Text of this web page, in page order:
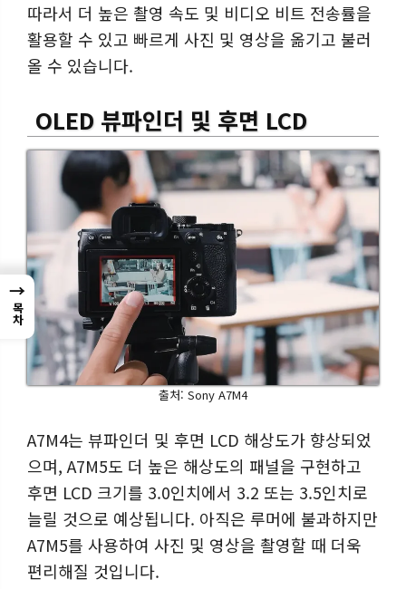
따라서 더 높은 촬영 속도 및 비디오 비트 전송률을
활용할 수 있고 빠르게 사진 및 영상을 옮기고 불러
올 수 있습니다.
OLED 뷰파인더 및 후면 LCD
출처: Sony A7M4
A7M4는 뷰파인더 및 후면 LCD 해상도가 향상되었
으며, A7M5도 더 높은 해상도의 패널을 구현하고
후면 LCD 크기를 3.0인치에서 3.2 또는 3.5인치로
늘릴 것으로 예상됩니다. 아직은 루머에 불과하지만
A7M5를 사용하여 사진 및 영상을 촬영할 때 더욱
편리해질 것입니다.
→
목차